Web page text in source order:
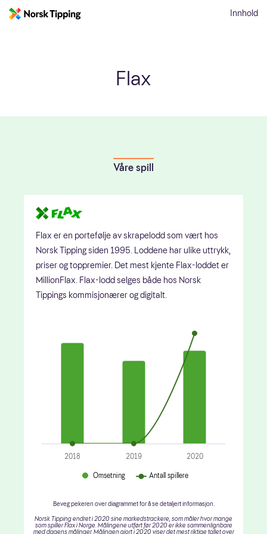
Innhold
Flax
Våre spill
Flax er en portefølje av skrapelodd som vært hos
Norsk Tipping siden 1995. Loddene har ulike uttrykk,
priser og toppremier. Det mest kjente Flax-loddet er
MillionFlax. Flax-lodd selges både hos Norsk
Tippings kommisjonærer og digitalt.
Omsetning Antall spillere
2018 2019 2020
Beveg pekeren over diagrammet for å se detaljert informasjon.
Norsk Tipping endret i 2020 sine markedstrackere, som måler hvor mange
som spiller Flax i Norge. Målingene utført før 2020 er ikke sammenlignbare
med dagens målinger. Målingen gjort i 2020 viser det mest riktige tallet over